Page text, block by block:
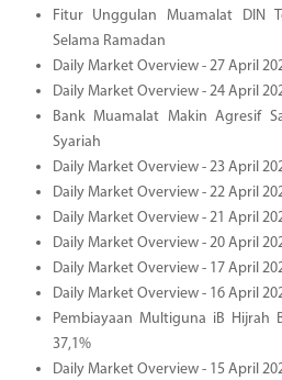
Fitur Unggulan Muamalat DIN
Selama Ramadan
Daily Market Overview - 27 April
Daily Market Overview - 24 April
Bank Muamalat Makin Agresif
Syariah
Daily Market Overview - 23 April
Daily Market Overview - 22 April
Daily Market Overview - 21 April
Daily Market Overview - 20 April
Daily Market Overview - 17 April
Daily Market Overview - 16 April
Pembiayaan Multiguna iB Hijrah
37,1%
Daily Market Overview - 15 April